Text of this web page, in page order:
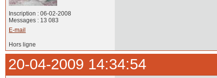
Inscription : 06-02-2008
Messages : 13 083
E-mail
Hors ligne
20-04-2009 14:34:54